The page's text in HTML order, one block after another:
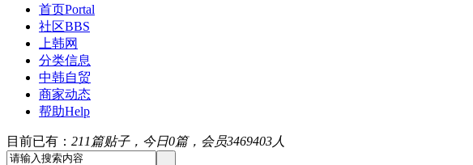
首页Portal
社区BBS
上韩网
分类信息
中韩自贸
商家动态
帮助Help
目前已有： 211篇贴子，今日0篇，会员3469403人